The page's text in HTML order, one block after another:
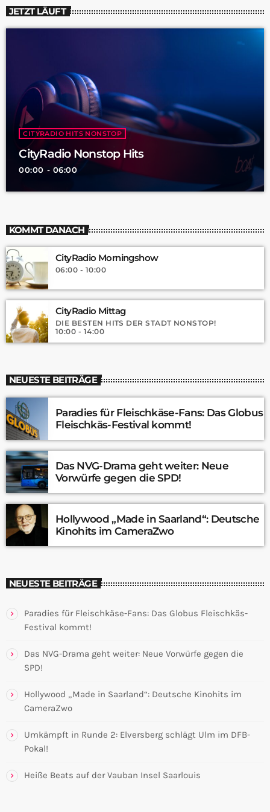
JETZT LÄUFT
CITYRADIO HITS NONSTOP
CityRadio Nonstop Hits
00:00 - 06:00
KOMMT DANACH
CityRadio Morningshow
06:00 - 10:00
CityRadio Mittag
DIE BESTEN HITS DER STADT NONSTOP!
10:00 - 14:00
NEUESTE BEITRÄGE
Paradies für Fleischkäse-Fans: Das Globus
Fleischkäs-Festival kommt!
Das NVG-Drama geht weiter: Neue
Vorwürfe gegen die SPD!
Hollywood „Made in Saarland“: Deutsche
Kinohits im CameraZwo
NEUESTE BEITRÄGE
Paradies für Fleischkäse-Fans: Das Globus Fleischkäs-
Festival kommt!
Das NVG-Drama geht weiter: Neue Vorwürfe gegen die
SPD!
Hollywood „Made in Saarland“: Deutsche Kinohits im
CameraZwo
Umkämpft in Runde 2: Elversberg schlägt Ulm im DFB-
Pokal!
Heiße Beats auf der Vauban Insel Saarlouis